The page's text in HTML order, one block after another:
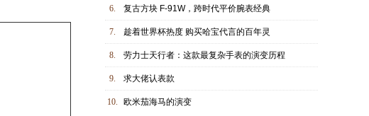
6. 复古方块 F-91W，跨时代平价腕表经典
7. 趁着世界杯热度 购买哈宝代言的百年灵
8. 劳力士天行者：这款最复杂手表的演变历程
9. 求大佬认表款
10. 欧米茄海马的演变